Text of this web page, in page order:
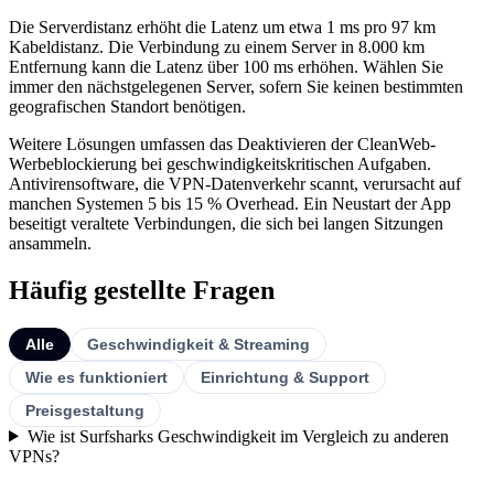
Die Serverdistanz erhöht die Latenz um etwa 1 ms pro 97 km
Kabeldistanz. Die Verbindung zu einem Server in 8.000 km
Entfernung kann die Latenz über 100 ms erhöhen. Wählen Sie
immer den nächstgelegenen Server, sofern Sie keinen bestimmten
geografischen Standort benötigen.
Weitere Lösungen umfassen das Deaktivieren der CleanWeb-
Werbeblockierung bei geschwindigkeitskritischen Aufgaben.
Antivirensoftware, die VPN-Datenverkehr scannt, verursacht auf
manchen Systemen 5 bis 15 % Overhead. Ein Neustart der App
beseitigt veraltete Verbindungen, die sich bei langen Sitzungen
ansammeln.
Häufig gestellte Fragen
Alle
Geschwindigkeit & Streaming
Wie es funktioniert
Einrichtung & Support
Preisgestaltung
Wie ist Surfsharks Geschwindigkeit im Vergleich zu anderen
VPNs?